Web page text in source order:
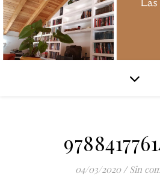
04/03/2020 / Sin